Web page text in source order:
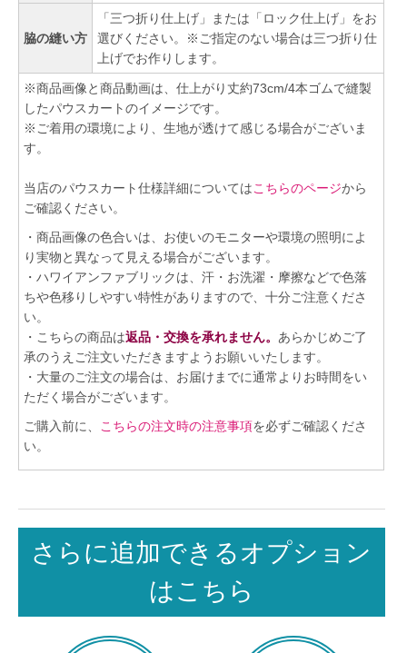
脇の縫い方
「三つ折り仕上げ」または「ロック仕上げ」をお
選びください。※ご指定のない場合は三つ折り仕
上げでお作りします。
※商品画像と商品動画は、仕上がり丈約73cm/4本ゴムで縫製
したパウスカートのイメージです。
※ご着用の環境により、生地が透けて感じる場合がございま
す。
当店のパウスカート仕様詳細についてはこちらのページから
ご確認ください。
・商品画像の色合いは、お使いのモニターや環境の照明によ
り実物と異なって見える場合がございます。
・ハワイアンファブリックは、汗・お洗濯・摩擦などで色落
ちや色移りしやすい特性がありますので、十分ご注意くださ
い。
・こちらの商品は返品・交換を承れません。 あらかじめご了
承のうえご注文いただきますようお願いいたします。
・大量のご注文の場合は、お届けまでに通常よりお時間をい
ただく場合がございます。
ご購入前に、 こちらの注文時の注意事項を必ずご確認くださ
い。
さらに追加できるオプション
はこちら